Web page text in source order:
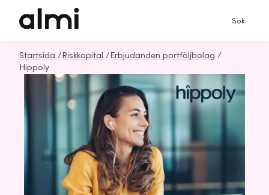
Sök
Startsida / Riskkapital / Erbjudanden portföljbolag /
Hippoly